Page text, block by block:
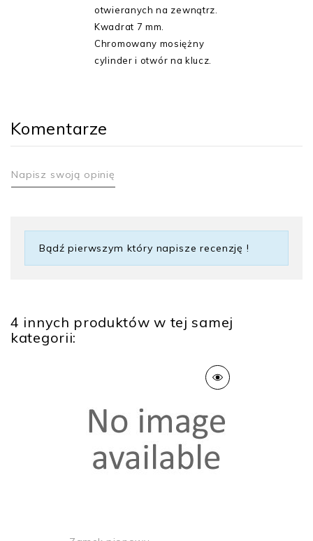
otwieranych na zewnątrz.
Kwadrat 7 mm.
Chromowany mosiężny
cylinder i otwór na klucz.
Komentarze
Napisz swoją opinię
Bądź pierwszym który napisze recenzję !
4 innych produktów w tej samej
kategorii: